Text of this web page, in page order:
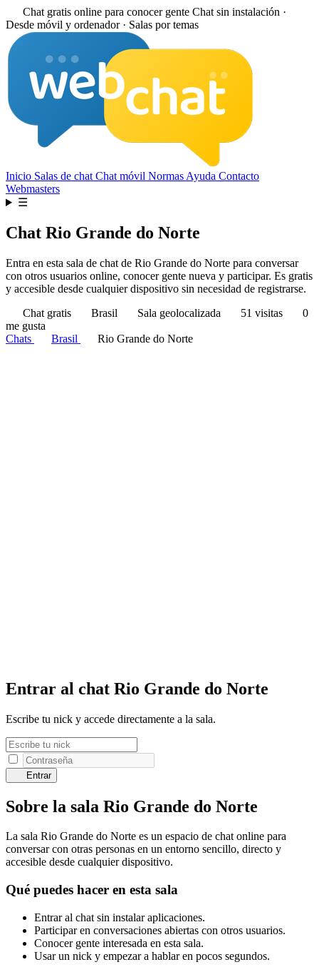
Chat gratis online para conocer gente Chat sin instalación ·
Desde móvil y ordenador · Salas por temas
Inicio Salas de chat Chat móvil Normas Ayuda Contacto
Webmasters
☰
Chat Rio Grande do Norte
Entra en esta sala de chat de Rio Grande do Norte para conversar
con otros usuarios online, conocer gente nueva y participar. Es gratis
y accesible desde cualquier dispositivo sin necesidad de registrarse.
Chat gratis
Brasil Sala geolocalizada 51 visitas
0
me gusta
Chats
Brasil Rio Grande do Norte
Entrar al chat Rio Grande do Norte
Escribe tu nick y accede directamente a la sala.
Entrar
Sobre la sala Rio Grande do Norte
La sala Rio Grande do Norte es un espacio de chat online para
conversar con otras personas en un entorno sencillo, directo y
accesible desde cualquier dispositivo.
Qué puedes hacer en esta sala
Entrar al chat sin instalar aplicaciones.
Participar en conversaciones abiertas con otros usuarios.
Conocer gente interesada en esta sala.
Usar un nick y empezar a hablar en pocos segundos.